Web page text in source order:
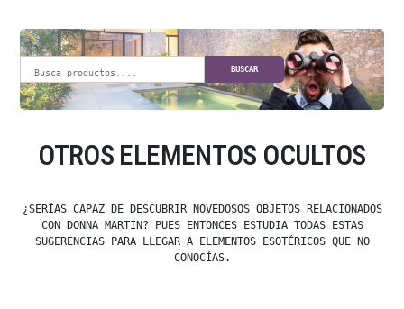
BUSCAR
OTROS ELEMENTOS OCULTOS
¿SERÍAS CAPAZ DE DESCUBRIR NOVEDOSOS OBJETOS RELACIONADOS
CON DONNA MARTIN? PUES ENTONCES ESTUDIA TODAS ESTAS
SUGERENCIAS PARA LLEGAR A ELEMENTOS ESOTÉRICOS QUE NO
CONOCÍAS.